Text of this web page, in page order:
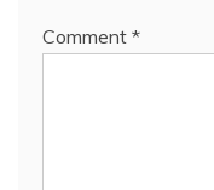
Comment *